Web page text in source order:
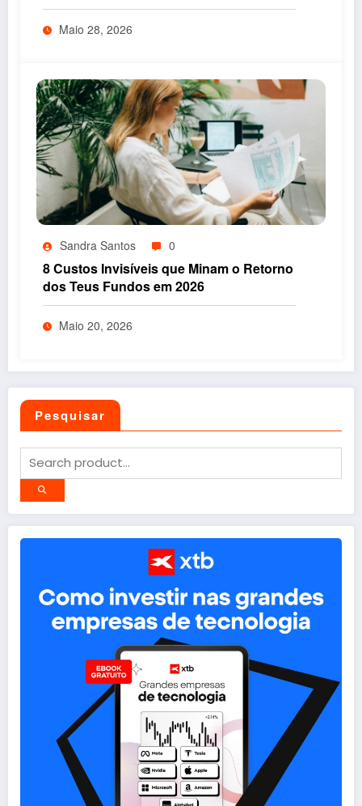
Maio 28, 2026
Sandra Santos 0
8 Custos Invisíveis que Minam o Retorno
dos Teus Fundos em 2026
Maio 20, 2026
Pesquisar